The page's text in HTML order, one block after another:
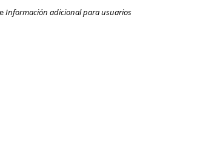
Información adicional para usuarios